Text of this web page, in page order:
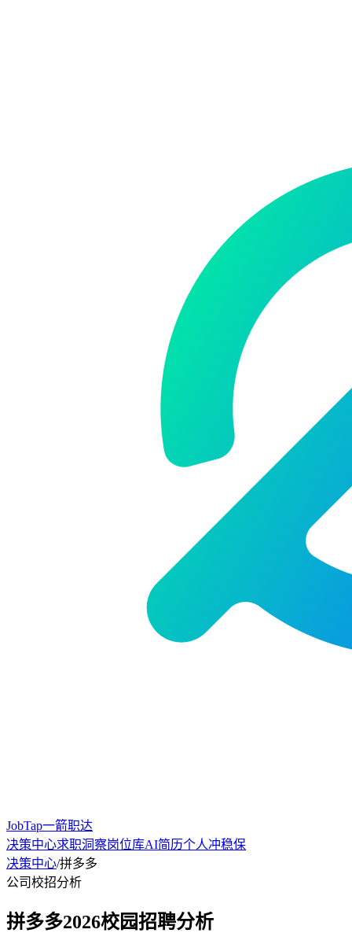
JobTap一箭职达
决策中心求职洞察岗位库AI简历个人冲稳保
决策中心/拼多多
公司校招分析
拼多多2026校园招聘分析